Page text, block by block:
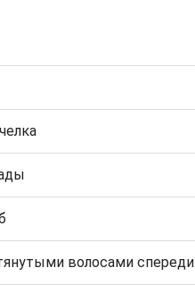
волосами спереди